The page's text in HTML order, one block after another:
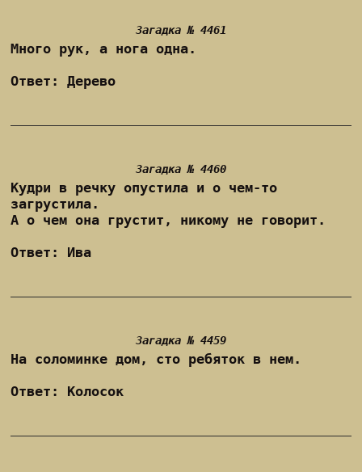
Загадка № 4461
Много рук, а нога одна.
Ответ: Дерево
Загадка № 4460
Кудри в речку опустила и о чем-то
загрустила.
А о чем она грустит, никому не говорит.
Ответ: Ива
Загадка № 4459
На соломинке дом, сто ребяток в нем.
Ответ: Колосок